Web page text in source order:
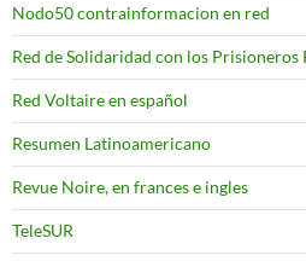
Nodo50 contrainformacion en red
Red de Solidaridad con los Prisioneros
Red Voltaire en español
Resumen Latinoamericano
Revue Noire, en frances e ingles
TeleSUR